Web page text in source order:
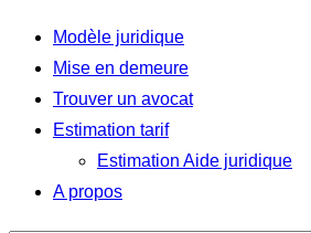
Modèle juridique
Mise en demeure
Trouver un avocat
Estimation tarif
Estimation Aide juridique
A propos